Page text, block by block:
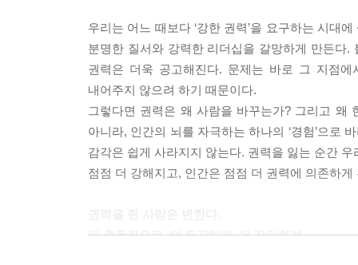
--- p.96
권력 심리학에서는 일관되게 나타나는 하나의 인
는 것이다. 이는 수많은 연구에서 반복적으로 입증
두가 동일한 특성이 있다고 일반화하는 인지적 편
작동한다. 오늘날 특히 널리 퍼져 있는 고정관념
--- p.109
우리는 어느 때보다 ‘강한 권력’을 요구하는 시대
분명한 질서와 강력한 리더십을 갈망하게 만든다
권력은 더욱 공고해진다. 문제는 바로 그 지점
내어주지 않으려 하기 때문이다.
그렇다면 권력은 왜 사람을 바꾸는가? 그리고
아니라, 인간의 뇌를 자극하는 하나의 ‘경험’으로
감각은 쉽게 사라지지 않는다. 권력을 잃는 순간
점점 더 강해지고, 인간은 점점 더 권력에 의존하
더 충동적으로, 더 둔감하게, 더 잔인하게